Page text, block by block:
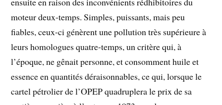
moteur deux-temps. Simples, puissants, mais peu
fiables, ceux-ci génèrent une pollution très supérieure à
leurs homologues quatre-temps, un critère qui, à
l’époque, ne gênait personne, et consomment huile et
essence en quantités déraisonnables, ce qui, lorsque le
cartel pétrolier de l’OPEP quadruplera le prix de sa